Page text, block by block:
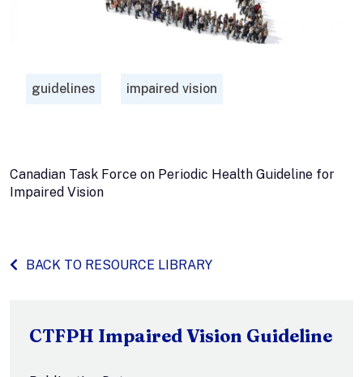
guidelines impaired vision
Canadian Task Force on Periodic Health Guideline for
Impaired Vision
BACK TO RESOURCE LIBRARY
CTFPH Impaired Vision Guideline